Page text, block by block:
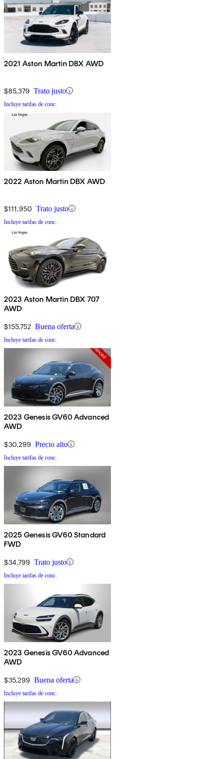
2021 Aston Martin DBX AWD
$85,379 Trato justo
Incluye tarifas de conc.
2022 Aston Martin DBX AWD
$111,950 Trato justo
Incluye tarifas de conc.
2023 Aston Martin DBX 707
AWD
$155,752 Buena oferta
Incluye tarifas de conc.
2023 Genesis GV60 Advanced
AWD
$30,299 Precio alto
Incluye tarifas de conc.
2025 Genesis GV60 Standard
FWD
$34,799 Trato justo
Incluye tarifas de conc.
2023 Genesis GV60 Advanced
AWD
$35,299 Buena oferta
Incluye tarifas de conc.